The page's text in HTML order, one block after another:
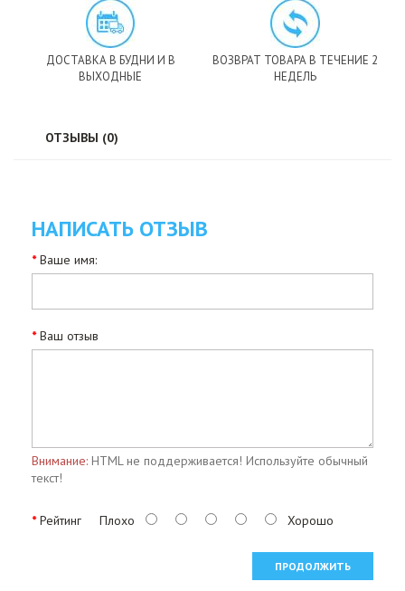
ДОСТАВКА В БУДНИ И В
ВЫХОДНЫЕ
ВОЗВРАТ ТОВАРА В ТЕЧЕНИЕ 2
НЕДЕЛЬ
ОТЗЫВЫ (0)
НАПИСАТЬ ОТЗЫВ
Ваше имя:
Ваш отзыв
Внимание: HTML не поддерживается! Используйте обычный
текст!
Рейтинг Плохо Хорошо
ПРОДОЛЖИТЬ